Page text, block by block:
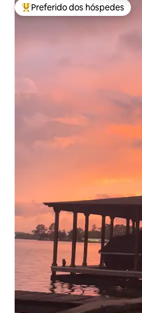
Entre os melhores preferidos
Preferido dos hóspedes